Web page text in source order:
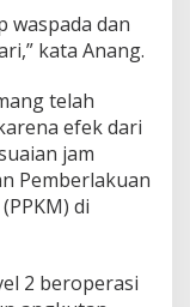
waspada dan
kata Anang.
telah
efek dari
jam
Pemberlakuan
di
2 beroperasi